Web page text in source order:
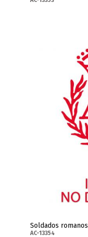
Soldados romanos
AC-13354